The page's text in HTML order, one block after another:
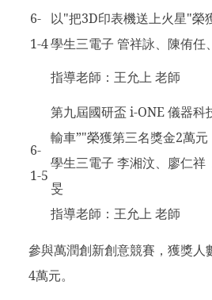
6-
1-4
以"把3D印表機送上火星"榮
學生三電子 管祥詠、陳侑
指導老師：王允上 老師
6-
1-5
第九屆國研盃 i-ONE 儀器科
輸車”"榮獲第三名獎金2萬元
學生三電子 李湘汶、廖仁
旻
指導老師：王允上 老師
參與萬潤創新創意競賽，獲獎人
4萬元。